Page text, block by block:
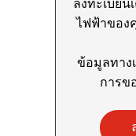
ลงทะเบียน
ไฟฟ้าขอ
ข้อมูลทาง
การข